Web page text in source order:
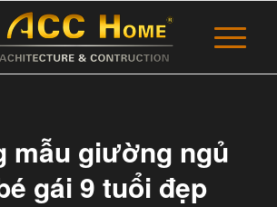
mẫu giường ngủ
gái 9 tuổi đẹp